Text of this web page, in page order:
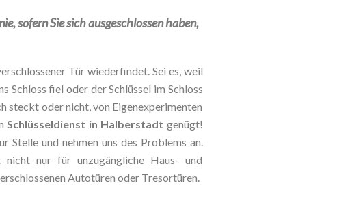
sofern Sie sich ausgeschlossen haben,
Tür wiederfindet. Sei es, weil
Schloss fiel oder der Schlüssel im Schloss
steckt oder nicht, von Eigenexperimenten
Schlüsseldienst in Halberstadt genügt!
und nehmen uns des Problems an.
nur für unzugängliche Haus- und
Autotüren oder Tresortüren.